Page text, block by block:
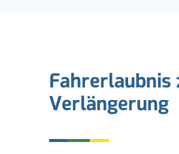
Fahrerlaubnis
Verlängerung